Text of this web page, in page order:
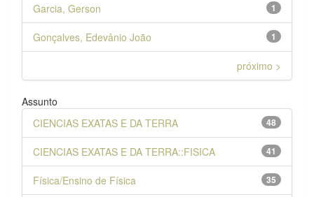
1
Garcia, Gerson
1
Gonçalves, Edevânio João
próximo >
Assunto
48
CIENCIAS EXATAS E DA TERRA
41
CIENCIAS EXATAS E DA TERRA::FISICA
35
Física/Ensino de Física